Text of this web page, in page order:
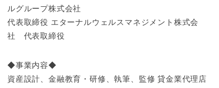
ルグループ株式会社
代表取締役 エターナルウェルスマネジメント株式会
社 代表取締役
◆事業内容◆
資産設計、金融教育・研修、執筆、監修 貸金業代理店